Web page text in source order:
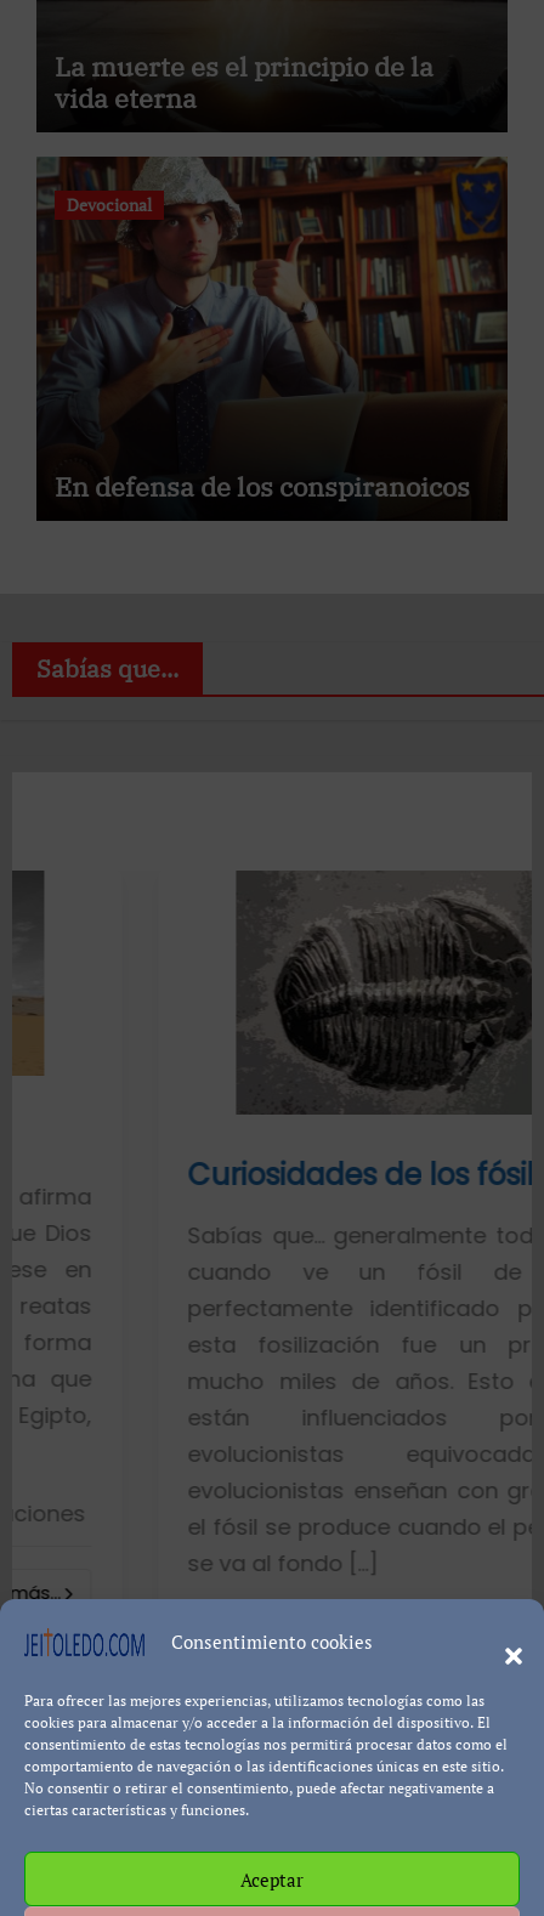
Consentimiento cookies
Para ofrecer las mejores experiencias, utilizamos tecnologías como las
cookies para almacenar y/o acceder a la información del dispositivo. El
consentimiento de estas tecnologías nos permitirá procesar datos como el
comportamiento de navegación o las identificaciones únicas en este sitio.
No consentir o retirar el consentimiento, puede afectar negativamente a
ciertas características y funciones.
Aceptar
La muerte es el principio de la
vida eterna
Devocional
En defensa de los conspiranoicos
Sabías que...
Curiosidades de los fósiles
Sabías que… generalmente toda la gente
cuando ve un fósil de un pez
perfectamente identificado piensa que
esta fosilización fue un proceso de
mucho miles de años. Esto es porque
están influenciados por ideas
evolucionistas equivocadas. Los
evolucionistas enseñan con gráficos que
el fósil se produce cuando el pez muere y
se va al fondo […]
Pablo Blanco Leer más...